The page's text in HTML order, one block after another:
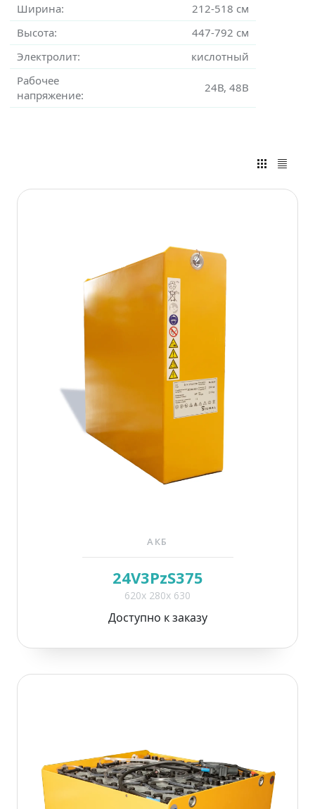
Ширина:
212-518 см
Высота:
447-792 см
Электролит:
кислотный
Рабочее
напряжение:
24В, 48В
АКБ
24V3PzS375
620x 280x 630
Доступно к заказу